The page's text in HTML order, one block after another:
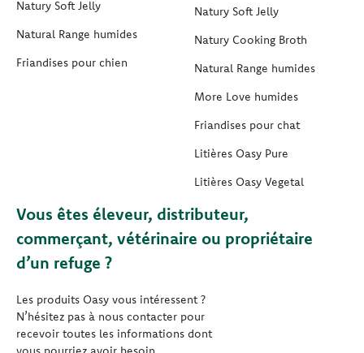
Natury Soft Jelly
Natural Range humides
Friandises pour chien
Natury Soft Jelly
Natury Cooking Broth
Natural Range humides
More Love humides
Friandises pour chat
Litières Oasy Pure
Litières Oasy Vegetal
Vous êtes éleveur, distributeur,
commerçant, vétérinaire ou propriétaire
d’un refuge ?
Les produits Oasy vous intéressent ?
N’hésitez pas à nous contacter pour
recevoir toutes les informations dont